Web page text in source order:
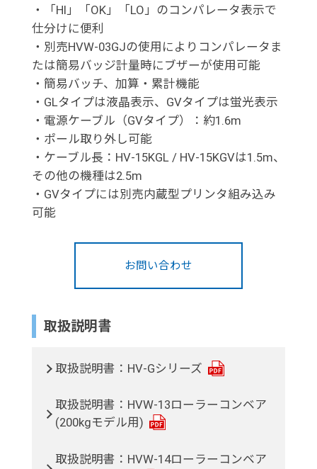
・「HI」「OK」「LO」のコンパレータ表示で
仕分けに便利
・別売HVW-03GJの使用によりコンパレータま
たは簡易バッジ計量時にブザーが使用可能
・簡易バッチ、加算・累計機能
・GLタイプは液晶表示、GVタイプは蛍光表示
・電源ケーブル（GVタイプ）：約1.6m
・ポール取り外し可能
・ケーブル長：HV-15KGL / HV-15KGVは1.5m、
その他の機種は2.5m
・GVタイプには別売内蔵型プリンタ組み込み
可能
お問い合わせ
取扱説明書
取扱説明書：HV-Gシリーズ
取扱説明書：HVW-13ローラーコンベア
(200kgモデル用)
取扱説明書：HVW-14ローラーコンベア